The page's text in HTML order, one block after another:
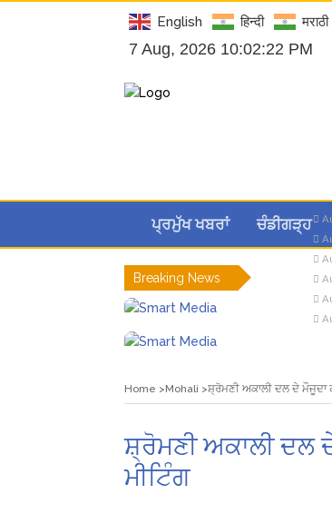
English हिन्दी मराठी
7 Aug, 2026 10:02:23 PM
ਪ੍ਰਮੁੱਖ ਖਬਰਾਂ ਚੰਡੀਗੜ੍ਹ
Breaking News
Home Mohali ਸ਼੍ਰੋਮਣੀ ਅਕਾਲੀ ਦਲ ਦੇ ਮੌਜੂਦਾ
ਸ਼੍ਰੋਮਣੀ ਅਕਾਲੀ ਦਲ
ਮੀਟਿੰਗ